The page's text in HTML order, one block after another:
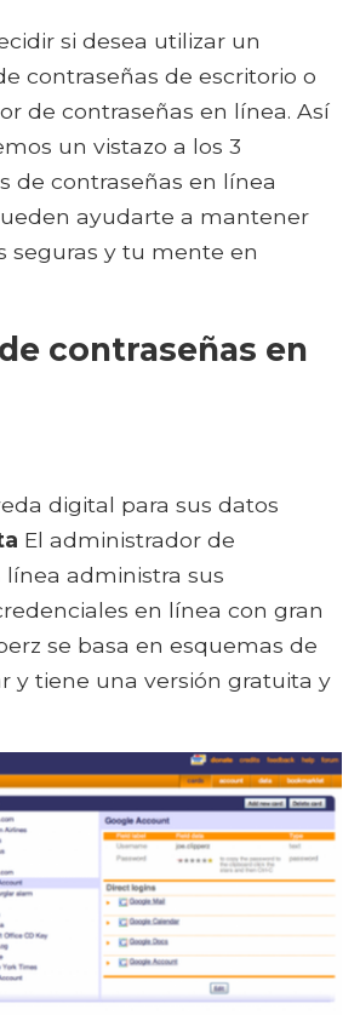
si desea utilizar un
contraseñas de escritorio o
de contraseñas en línea. Así
un vistazo a los 3
de contraseñas en línea
ayudarte a mantener
seguras y tu mente en
contraseñas en
digital para sus datos
El administrador de
administra sus
en línea con gran
se basa en esquemas de
y tiene una versión gratuita y